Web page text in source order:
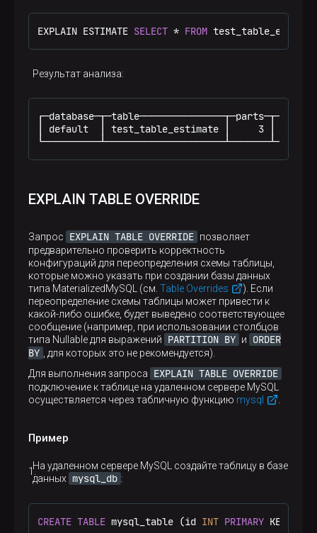
  }
  n3 -> n4 [label=""];
  n4 -> n5 [label=""];
  n5 -> n6 [label="× 8"];
EXPLAIN ESTIMATE SELECT * FROM
Результат анализа:
│ default  │ test_table_estimate │     3 │  384
EXPLAIN TABLE OVERRIDE
Запрос EXPLAIN TABLE OVERRIDE позволяет
предварительно проверить корректность
конфигураций для переопределения схемы таблицы,
которые можно указать при создании базы данных
типа MaterializedMySQL (см. Table Overrides
). Если
переопределение схемы таблицы может привести к
какой-либо ошибке, будет выведено соответствующее
сообщение (например, при использовании столбцов
типа Nullable для выражений
PARTITION BY и
ORDER
BY
, для которых это не рекомендуется).
Для выполнения запроса
EXPLAIN TABLE OVERRIDE
подключение к таблице на удаленном сервере MySQL
осуществляется через табличную функцию mysql
Пример
На удаленном сервере MySQL создайте таблицу в базе
данных mysql_db :
CREATE TABLE mysql_table (id INT PRIMARY KEY,